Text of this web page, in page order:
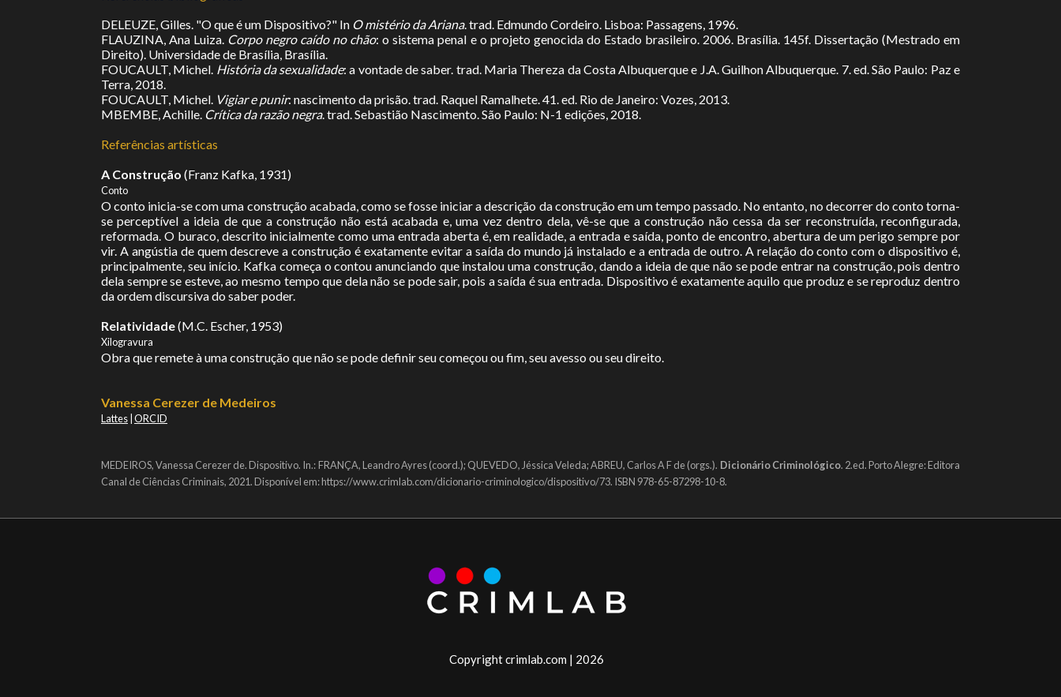
DELEUZE, Gilles. "O que é um Dispositivo?" In O mistério da Ariana. trad. Edmundo Cordeiro. Lisboa: Passagens, 1996.
FLAUZINA, Ana Luiza. Corpo negro caído no chão: o sistema penal e o projeto genocida do Estado brasileiro. 2006. Brasília. 145f. Dissertação (Mestrado em
Direito). Universidade de Brasília, Brasília.
FOUCAULT, Michel. História da sexualidade: a vontade de saber. trad. Maria Thereza da Costa Albuquerque e J.A. Guilhon Albuquerque. 7. ed. São Paulo: Paz e
Terra, 2018.
FOUCAULT, Michel. Vigiar e punir: nascimento da prisão. trad. Raquel Ramalhete. 41. ed. Rio de Janeiro: Vozes, 2013.
MBEMBE, Achille. Crítica da razão negra. trad. Sebastião Nascimento. São Paulo: N-1 edições, 2018.
Referências artísticas
A Construção (Franz Kafka, 1931)
Conto
O conto inicia-se com uma construção acabada, como se fosse iniciar a descrição da construção em um tempo passado. No entanto, no decorrer do conto torna-
se perceptível a ideia de que a construção não está acabada e, uma vez dentro dela, vê-se que a construção não cessa da ser reconstruída, reconfigurada,
reformada. O buraco, descrito inicialmente como uma entrada aberta é, em realidade, a entrada e saída, ponto de encontro, abertura de um perigo sempre por
vir. A angústia de quem descreve a construção é exatamente evitar a saída do mundo já instalado e a entrada de outro. A relação do conto com o dispositivo é,
principalmente, seu início. Kafka começa o contou anunciando que instalou uma construção, dando a ideia de que não se pode entrar na construção, pois dentro
dela sempre se esteve, ao mesmo tempo que dela não se pode sair, pois a saída é sua entrada. Dispositivo é exatamente aquilo que produz e se reproduz dentro
da ordem discursiva do saber poder.
Relatividade(M.C. Escher, 1953)
Xilogravura
Obra que remete à uma construção que não se pode definir seu começou ou fim, seu avesso ou seu direito.
Vanessa Cerezer de Medeiros
Lattes ORCID
MEDEIROS, Vanessa Cerezer de. Dispositivo. In.: FRANÇA, Leandro Ayres (coord.); QUEVEDO, Jéssica Veleda; ABREU, Carlos A F de (orgs.). Dicionário Criminológico. 2.ed. Porto Alegre: Editora
Canal de Ciências Criminais, 2021. Disponível em: https://www.crimlab.com/dicionario-criminologico/dispositivo/73. ISBN 978-65-87298-10-8.
Copyright crimlab.com | 2026